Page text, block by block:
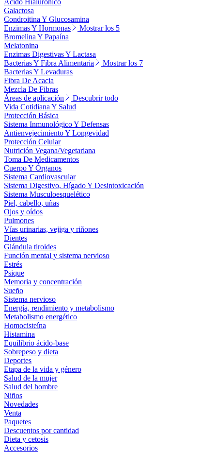
Ácido Hialurónico
Galactosa
Condroitina Y Glucosamina
Enzimas Y Hormonas
Mostrar los 5
Bromelina Y Papaína
Melatonina
Enzimas Digestivas Y Lactasa
Bacterias Y Fibra Alimentaria
Mostrar los 7
Bacterias Y Levaduras
Fibra De Acacia
Mezcla De Fibras
Áreas de aplicación
Descubrir todo
Vida Cotidiana Y Salud
Protección Básica
Sistema Inmunológico Y Defensas
Antienvejecimiento Y Longevidad
Protección Celular
Nutrición Vegana/Vegetariana
Toma De Medicamentos
Cuerpo Y Órganos
Sistema Cardiovascular
Sistema Digestivo, Hígado Y Desintoxicación
Sistema Musculoesquelético
Piel, cabello, uñas
Ojos y oídos
Pulmones
Vías urinarias, vejiga y riñones
Dientes
Glándula tiroides
Función mental y sistema nervioso
Estrés
Psique
Memoria y concentración
Sueño
Sistema nervioso
Energía, rendimiento y metabolismo
Metabolismo energético
Homocisteína
Histamina
Equilibrio ácido-base
Sobrepeso y dieta
Deportes
Etapa de la vida y género
Salud de la mujer
Salud del hombre
Niños
Novedades
Venta
Paquetes
Descuentos por cantidad
Dieta y cetosis
Accesorios